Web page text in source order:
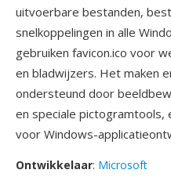
uitvoerbare bestanden,
snelkoppelingen in alle
gebruiken favicon.ico voor
en bladwijzers. Het maken
ondersteund door
en speciale
voor Windows-
Ontwikkelaar: Microsoft